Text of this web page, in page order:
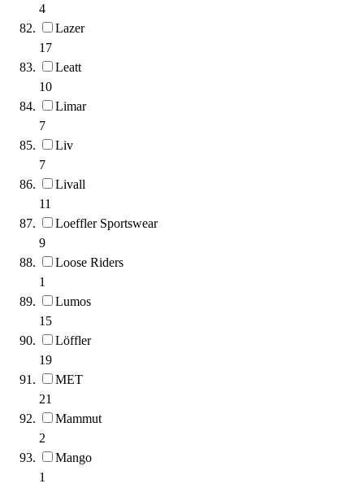
4
Lazer
17
Leatt
10
Limar
7
Liv
7
Livall
11
Loeffler Sportswear
9
Loose Riders
1
Lumos
15
Löffler
19
MET
21
Mammut
2
Mango
1